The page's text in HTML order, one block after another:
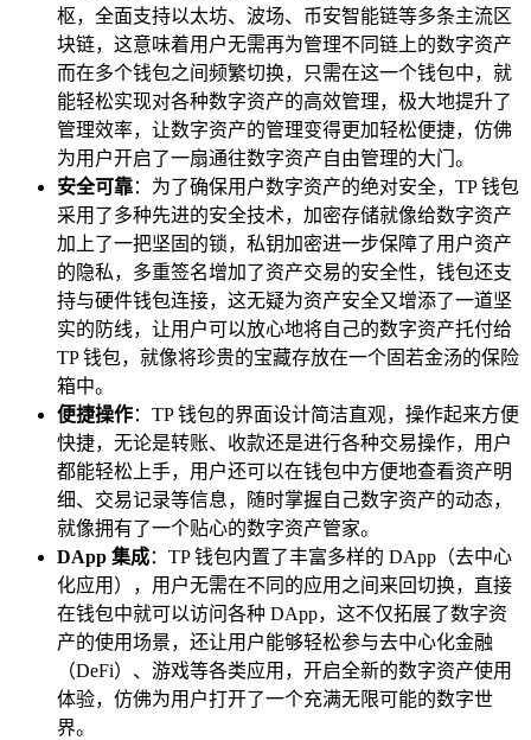
枢，全面支持以太坊、波场、币安智能链等多条主流区
块链，这意味着用户无需再为管理不同链上的数字资产
而在多个钱包之间频繁切换，只需在这一个钱包中，就
能轻松实现对各种数字资产的高效管理，极大地提升了
管理效率，让数字资产的管理变得更加轻松便捷，仿佛
为用户开启了一扇通往数字资产自由管理的大门。
安全可靠：为了确保用户数字资产的绝对安全，TP 钱包
采用了多种先进的安全技术，加密存储就像给数字资产
加上了一把坚固的锁，私钥加密进一步保障了用户资产
的隐私，多重签名增加了资产交易的安全性，钱包还支
持与硬件钱包连接，这无疑为资产安全又增添了一道坚
实的防线，让用户可以放心地将自己的数字资产托付给
TP 钱包，就像将珍贵的宝藏存放在一个固若金汤的保险
箱中。
便捷操作：TP 钱包的界面设计简洁直观，操作起来方便
快捷，无论是转账、收款还是进行各种交易操作，用户
都能轻松上手，用户还可以在钱包中方便地查看资产明
细、交易记录等信息，随时掌握自己数字资产的动态，
就像拥有了一个贴心的数字资产管家。
DApp 集成：TP 钱包内置了丰富多样的 DApp（去中心
化应用），用户无需在不同的应用之间来回切换，直接
在钱包中就可以访问各种 DApp，这不仅拓展了数字资
产的使用场景，还让用户能够轻松参与去中心化金融
（DeFi）、游戏等各类应用，开启全新的数字资产使用
体验，仿佛为用户打开了一个充满无限可能的数字世
界。